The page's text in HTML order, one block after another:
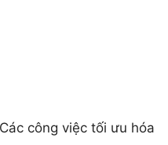
công việc tối ưu hóa